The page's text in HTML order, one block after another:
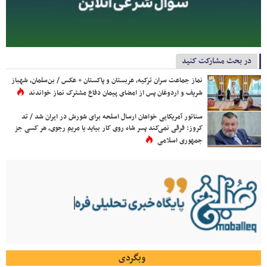
در بحث مشارکت کنید
نماز جماعت سران ترکیه، عربستان و پاکستان + عکس / بن‌سلمان، شهباز
شریف و اردوغان پس از امضای پیمان دفاع مشترک نماز خواندند
سناتور آمریکایی خواهان ارسال اسلحه برای شورش در ایران شد / تد
کروز: فرقی نمی‌کند پسر شاه روی کار بیاید یا مریم رجوی، هر کسی جز
جمهوری اسلامی
وبگردی